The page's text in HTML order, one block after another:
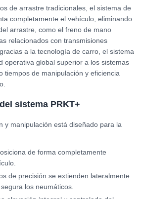
de arrastre tradicionales, el sistema de
completamente el vehículo, eliminando
arrastre, como el freno de mano
relacionados con transmisiones
a la tecnología de carro, el sistema
operativa global superior a los sistemas
tiempos de manipulación y eficiencia
sistema PRKT+
y manipulación está diseñado para la
de forma completamente
de precisión se extienden lateralmente
los neumáticos.